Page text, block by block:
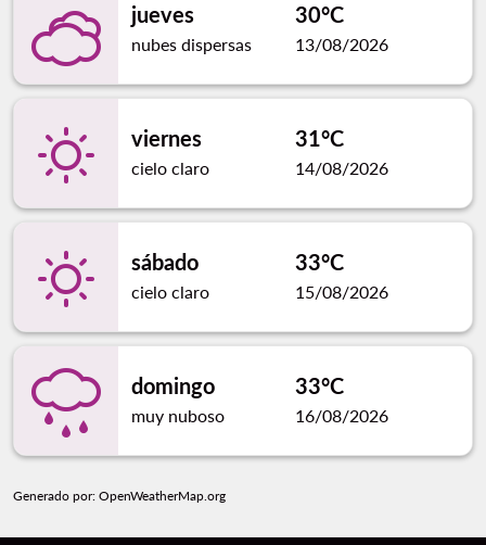
jueves
nubes dispersas
30°C
13/08/2026
viernes
cielo claro
31°C
14/08/2026
sábado
cielo claro
33°C
15/08/2026
domingo
muy nuboso
33°C
16/08/2026
Generado por: OpenWeatherMap.org